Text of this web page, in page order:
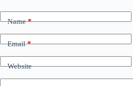
Name*
Email*
Website